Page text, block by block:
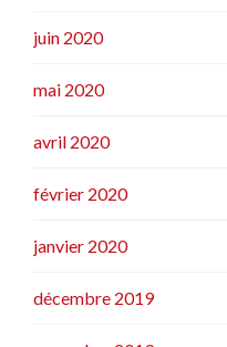
juin 2020
mai 2020
avril 2020
février 2020
janvier 2020
décembre 2019